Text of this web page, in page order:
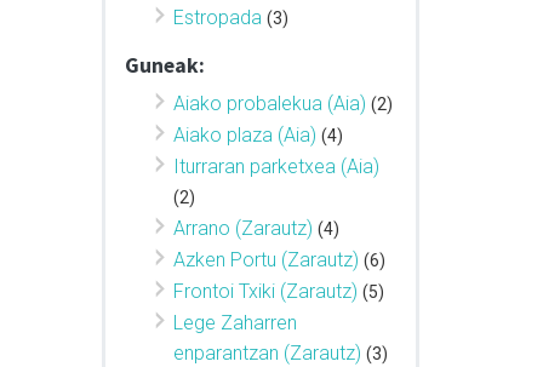
Estropada (3)
Guneak:
Aiako probalekua (Aia) (2)
Aiako plaza (Aia) (4)
Iturraran parketxea (Aia)
(2)
Arrano (Zarautz) (4)
Azken Portu (Zarautz) (6)
Frontoi Txiki (Zarautz) (5)
Lege Zaharren
enparantzan (Zarautz) (3)